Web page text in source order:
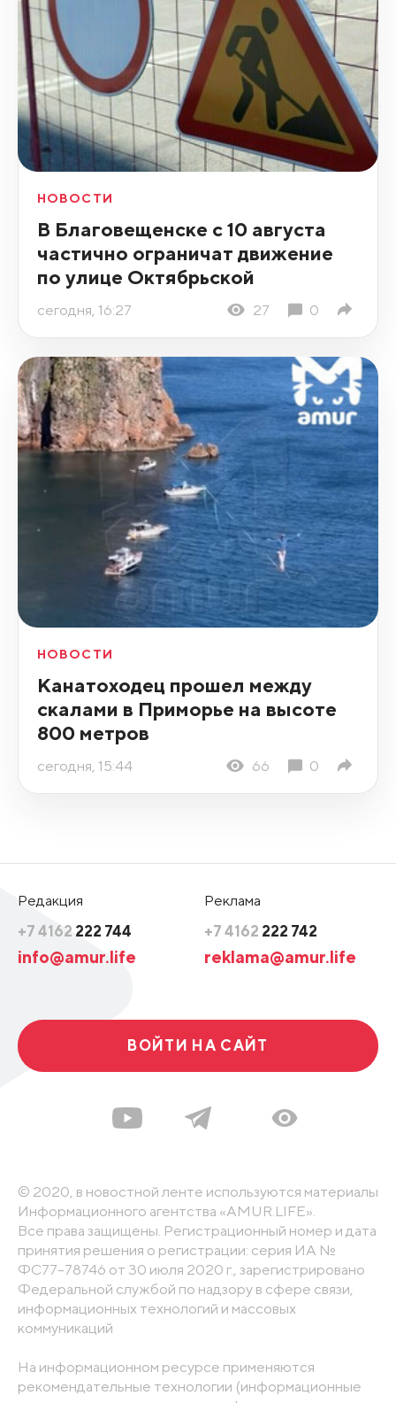
НОВОСТИ
В Благовещенске с 10 августа
частично ограничат движение
по улице Октябрьской
сегодня, 16:27 27 0
НОВОСТИ
Канатоходец прошел между
скалами в Приморье на высоте
800 метров
сегодня, 15:44 66 0
Редакция
+7 4162 222 744
info@amur.life
Реклама
+7 4162 222 742
reklama@amur.life
ВОЙТИ НА САЙТ
© 2020, в новостной ленте используются материалы
Информационного агентства «AMUR.LIFE».
Все права защищены. Регистрационный номер и дата
принятия решения о регистрации: серия ИА №
ФС77-78746 от 30 июля 2020 г., зарегистрировано
Федеральной службой по надзору в сфере связи,
информационных технологий и массовых
коммуникаций
На информационном ресурсе применяются
рекомендательные технологии (информационные